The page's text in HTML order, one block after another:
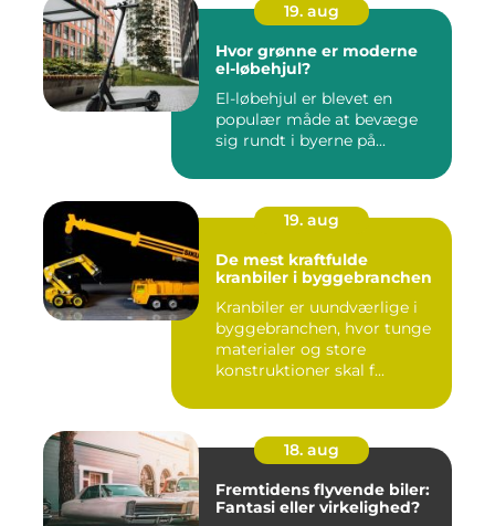
19. aug
Hvor grønne er moderne
el-løbehjul?
El-løbehjul er blevet en
populær måde at bevæge
sig rundt i byerne på...
19. aug
De mest kraftfulde
kranbiler i byggebranchen
Kranbiler er uundværlige i
byggebranchen, hvor tunge
materialer og store
konstruktioner skal f...
18. aug
Fremtidens flyvende biler:
Fantasi eller virkelighed?